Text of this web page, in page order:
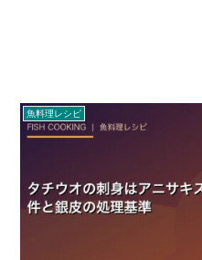
魚料理レシピ